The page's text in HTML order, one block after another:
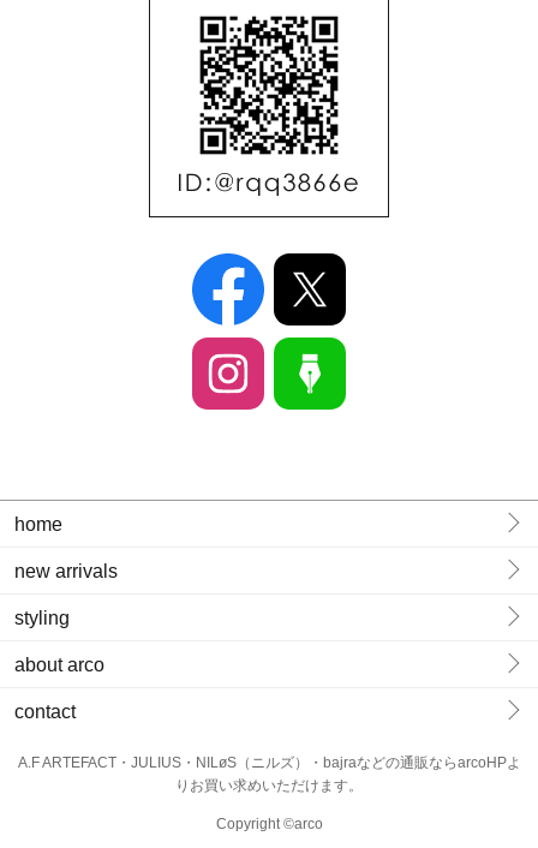
home
new arrivals
styling
about arco
contact
A.F ARTEFACT・JULIUS・NILøS（ニルズ）・bajraなどの通販ならarcoHPよ
りお買い求めいただけます。
Copyright ©arco